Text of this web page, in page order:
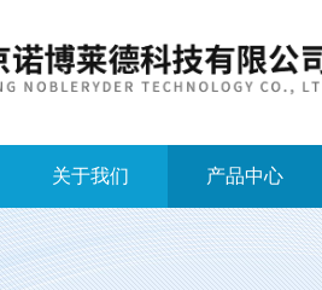
关于我们 产品中心